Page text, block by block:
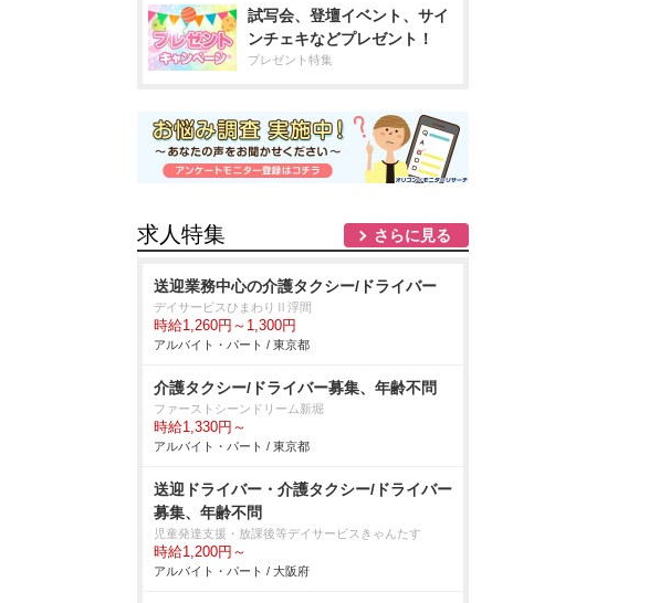
試写会、登壇イベント、サイ
ンチェキなどプレゼント！
プレゼント特集
求人特集 さらに見る
送迎業務中心の介護タクシー/ドライバー
デイサービスひまわりⅡ浮間
時給1,260円～1,300円
アルバイト・パート / 東京都
介護タクシー/ドライバー募集、年齢不問
ファーストシーンドリーム新堀
時給1,330円～
アルバイト・パート / 東京都
送迎ドライバー・介護タクシー/ドライバー
募集、年齢不問
児童発達支援・放課後等デイサービスきゃんたす
時給1,200円～
アルバイト・パート / 大阪府